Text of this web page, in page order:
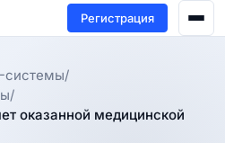
Регистрация
системы/
/
оказанной медицинской